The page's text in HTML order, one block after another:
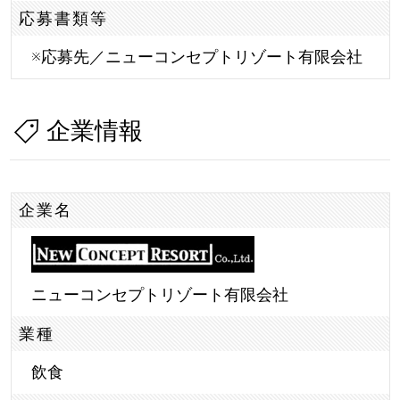
応募書類等
※応募先／ニューコンセプトリゾート有限会社
企業情報
企業名
ニューコンセプトリゾート有限会社
業種
飲食